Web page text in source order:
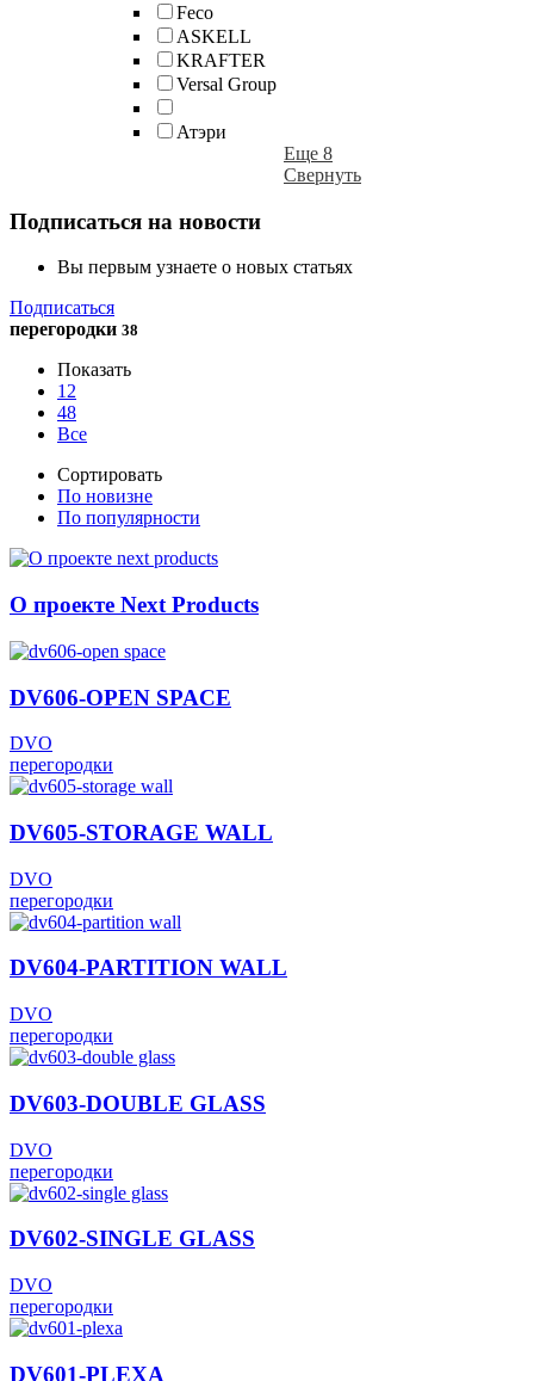
Feco
ASKELL
KRAFTER
Versal Group
Атэри
Еще 8
Свернуть
Подписаться на новости
Вы первым узнаете о новых статьях
Подписаться
перегородки 38
Показать
12
48
Все
Сортировать
По новизне
По популярности
О проекте Next Products
DV606-OPEN SPACE
DVO
перегородки
DV605-STORAGE WALL
DVO
перегородки
DV604-PARTITION WALL
DVO
перегородки
DV603-DOUBLE GLASS
DVO
перегородки
DV602-SINGLE GLASS
DVO
перегородки
DV601-PLEXA